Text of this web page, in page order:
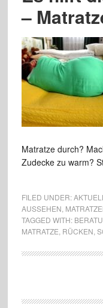
–
Matratze durch?
Zudecke zu warm?
FILED UNDER:AKTUELL
AUSSEHEN
TAGGED WITH:
MATRATZE RÜCKEN